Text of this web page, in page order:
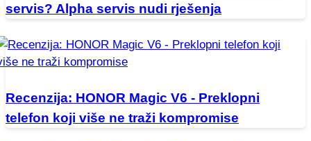
servis? Alpha servis nudi rješenja
Recenzija: HONOR Magic V6 - Preklopni
telefon koji više ne traži kompromise